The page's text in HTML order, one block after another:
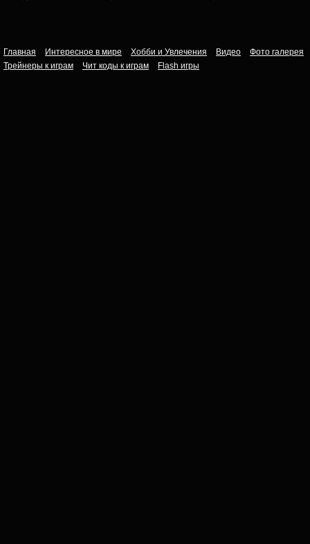
Главная Интересное в мире Хобби и Увлечения Видео
Фото галерея
Трейнеры к играм
Чит коды к играм Flash игры